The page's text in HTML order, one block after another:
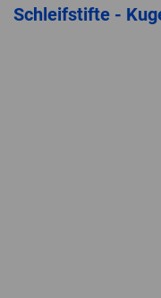
Schleifstifte -